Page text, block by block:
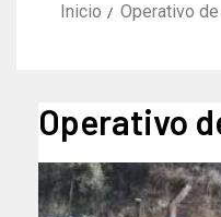
Inicio Operativo
Operativo